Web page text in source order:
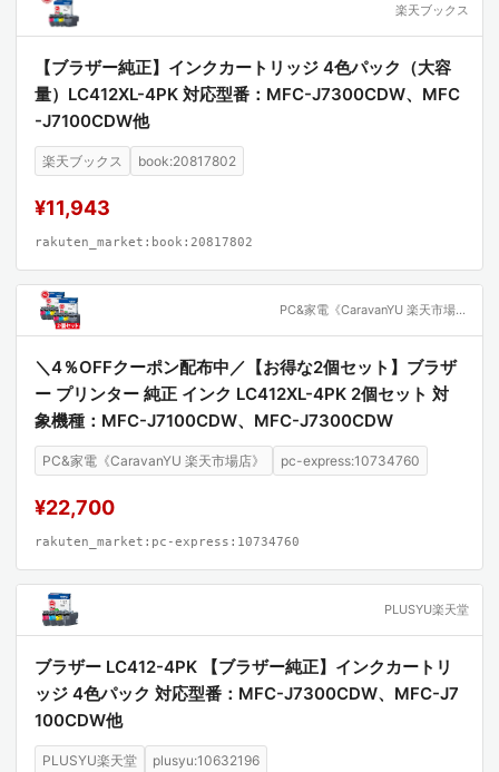
楽天ブックス
【ブラザー純正】インクカートリッジ 4色パック（大容
量）LC412XL-4PK 対応型番：MFC-J7300CDW、MFC
-J7100CDW他
楽天ブックス book:20817802
¥11,943
rakuten_market:book:20817802
PC&家電《CaravanYU 楽天市場店》
＼4％OFFクーポン配布中／【お得な2個セット】ブラザ
ー プリンター 純正 インク LC412XL-4PK 2個セット 対
象機種：MFC-J7100CDW、MFC-J7300CDW
PC&家電《CaravanYU 楽天市場店》 pc-express:10734760
¥22,700
rakuten_market:pc-express:10734760
PLUSYU楽天堂
ブラザー LC412-4PK 【ブラザー純正】インクカートリ
ッジ 4色パック 対応型番：MFC-J7300CDW、MFC-J7
100CDW他
PLUSYU楽天堂 plusyu:10632196